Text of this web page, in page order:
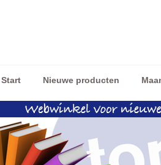
Start Nieuwe producten